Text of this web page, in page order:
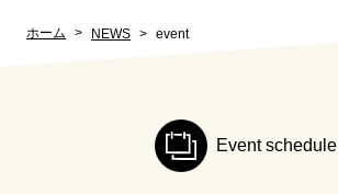
ホーム NEWS event
Event schedule